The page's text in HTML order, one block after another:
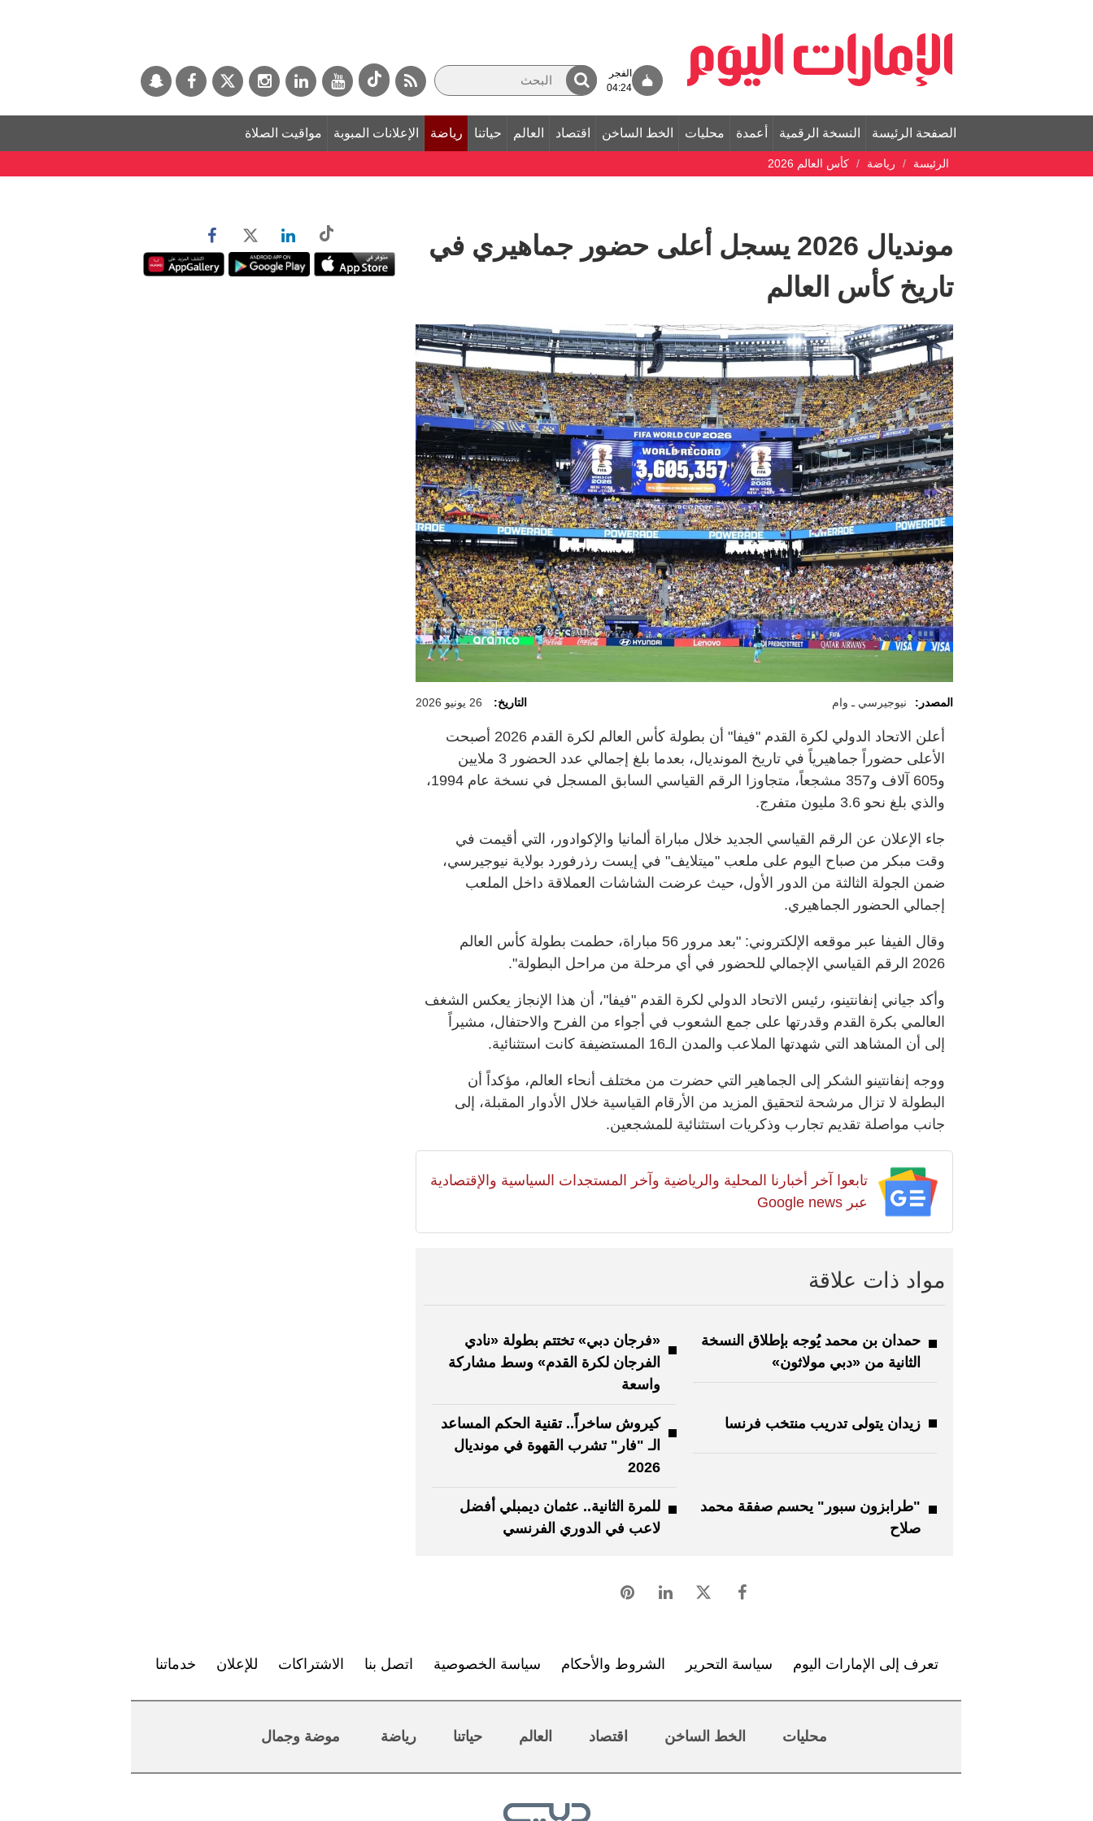
الفجر
04:24
الصفحة الرئيسة النسخة الرقمية أعمدة محليات الخط الساخن اقتصاد العالم حياتنا رياضة الإعلانات المبوبة مواقيت الصلاة
الرئيسة رياضة كأس العالم 2026
مونديال 2026 يسجل أعلى حضور جماهيري في
تاريخ كأس العالم
المصدر: نيوجيرسي ـ وام التاريخ: 26 يونيو 2026
أعلن الاتحاد الدولي لكرة القدم "فيفا" أن بطولة كأس العالم لكرة القدم 2026 أصبحت
الأعلى حضوراً جماهيرياً في تاريخ المونديال، بعدما بلغ إجمالي عدد الحضور 3 ملايين
و605 آلاف و357 مشجعاً، متجاوزا الرقم القياسي السابق المسجل في نسخة عام 1994،
والذي بلغ نحو 3.6 مليون متفرج.
جاء الإعلان عن الرقم القياسي الجديد خلال مباراة ألمانيا والإكوادور، التي أقيمت في
وقت مبكر من صباح اليوم على ملعب "ميتلايف" في إيست رذرفورد بولاية نيوجيرسي،
ضمن الجولة الثالثة من الدور الأول، حيث عرضت الشاشات العملاقة داخل الملعب
إجمالي الحضور الجماهيري.
وقال الفيفا عبر موقعه الإلكتروني: "بعد مرور 56 مباراة، حطمت بطولة كأس العالم
2026 الرقم القياسي الإجمالي للحضور في أي مرحلة من مراحل البطولة".
وأكد جياني إنفانتينو، رئيس الاتحاد الدولي لكرة القدم "فيفا"، أن هذا الإنجاز يعكس الشغف
العالمي بكرة القدم وقدرتها على جمع الشعوب في أجواء من الفرح والاحتفال، مشيراً
إلى أن المشاهد التي شهدتها الملاعب والمدن الـ16 المستضيفة كانت استثنائية.
ووجه إنفانتينو الشكر إلى الجماهير التي حضرت من مختلف أنحاء العالم، مؤكداً أن
البطولة لا تزال مرشحة لتحقيق المزيد من الأرقام القياسية خلال الأدوار المقبلة، إلى
جانب مواصلة تقديم تجارب وذكريات استثنائية للمشجعين.
تابعوا آخر أخبارنا المحلية والرياضية وآخر المستجدات السياسية والإقتصادية
عبر Google news
مواد ذات علاقة
حمدان بن محمد يُوجه بإطلاق النسخة
الثانية من «دبي مولاثون»
«فرجان دبي» تختتم بطولة «نادي
الفرجان لكرة القدم» وسط مشاركة
واسعة
زيدان يتولى تدريب منتخب فرنسا
كيروش ساخراً.. تقنية الحكم المساعد
الـ "فار" تشرب القهوة في مونديال
2026
"طرابزون سبور" يحسم صفقة محمد
صلاح
للمرة الثانية.. عثمان ديمبلي أفضل
لاعب في الدوري الفرنسي
تعرف إلى الإمارات اليوم سياسة التحرير الشروط والأحكام سياسة الخصوصية اتصل بنا الاشتراكات للإعلان خدماتنا
محليات الخط الساخن اقتصاد العالم حياتنا رياضة موضة وجمال